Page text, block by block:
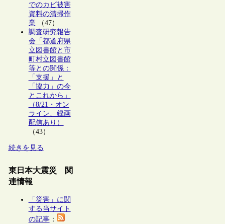
でのカビ被害
資料の清掃作
業（47）
調査研究報告
会「都道府県
立図書館と市
町村立図書館
等との関係：
「支援」と
「協力」の今
とこれから」
（8/21・オン
ライン、録画
配信あり）
（43）
続きを見る
東日本大震災 関
連情報
「災害」に関
する当サイト
の記事：